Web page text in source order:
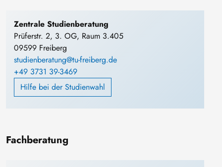
Zentrale Studienberatung
Prüferstr. 2, 3. OG, Raum 3.405
09599 Freiberg
studienberatung@tu-freiberg.de
+49 3731 39-3469
Hilfe bei der Studienwahl
Fachberatung